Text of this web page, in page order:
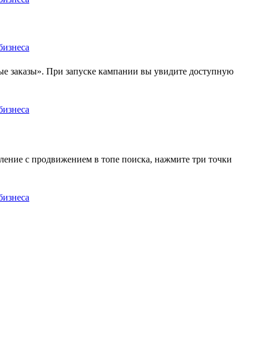
заказы». При запуске кампании вы увидите доступную
с продвижением в топе поиска, нажмите три точки